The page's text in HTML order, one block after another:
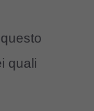
quali